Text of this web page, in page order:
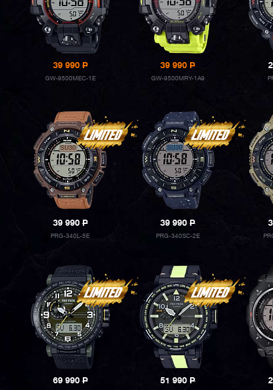
39 990P
GW-9500MEC-1E
39 990P
GW-9500MRY-1A9
39 990P
PRG-340L-5E
39 990P
PRG-340SC-2E
69 990P 51 990P